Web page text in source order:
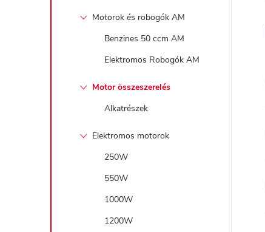
Motorok és robogók AM
Benzines 50 ccm AM
Elektromos Robogók AM
Motor összeszerelés
Alkatrészek
Elektromos motorok
250W
550W
1000W
1200W